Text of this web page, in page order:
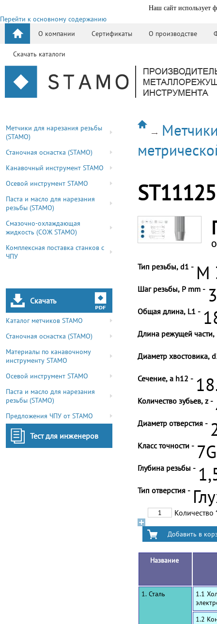
Наш сайт использует
Перейти к основному содержанию
О компании
Сертификаты О производстве
Скачать каталоги
Метчики для нарезания резьбы
(STAMO)
Станочная оснастка (STAMO)
Канавочный инструмент STAMO
Осевой инструмент STAMO
Паста и масло для нарезания
резьбы (STAMO)
Смазочно-охлаждающая
жидкость (СОЖ STAMO)
Комплексная поставка станков с
ЧПУ
Скачать
Каталог метчиков STAMO
Станочная оснастка (STAMO)
Материалы по канавочному
инструменту STAMO
Осевой инструмент STAMO
Паста и масло для нарезания
резьбы (STAMO)
Предложения ЧПУ от STAMO
Тест для инженеров
Тип резьбы, d1 - M
Шаг резьбы, P mm -
Общая длина, L1 -
Длина режущей части,
Диаметр хвостовика,
Сечение, a h12 -
Количество зубьев, z -
Диаметр отверстия -
Класс точности -
Глубина резьбы -
Тип отверстия -
Количество
Название
1. Сталь
1.1
1.2